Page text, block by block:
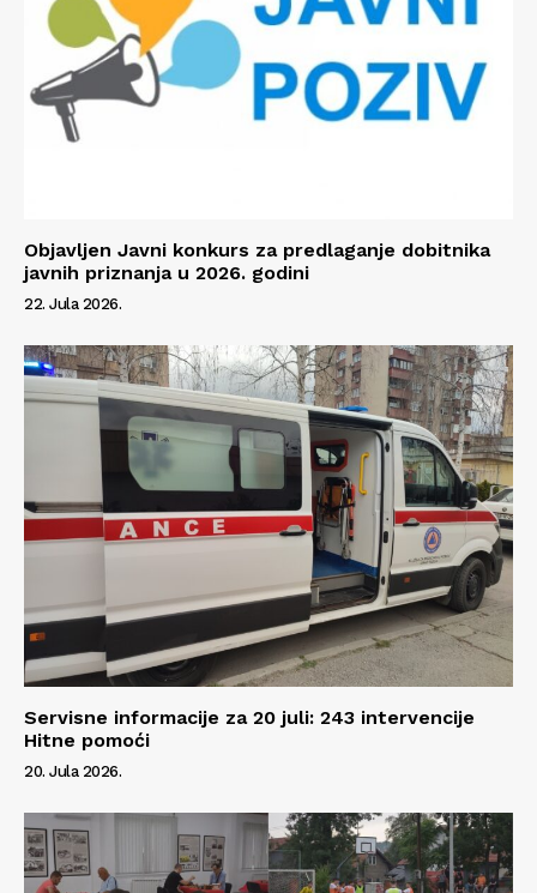
Info
Impressum
Objavljen Javni konkurs za predlaganje dobitnika
javnih priznanja u 2026. godini
22. Jula 2026.
Servisne informacije za 20 juli: 243 intervencije
Hitne pomoći
20. Jula 2026.